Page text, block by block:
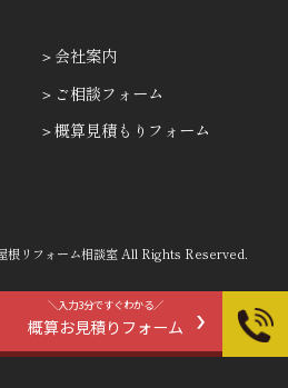
会社案内
ご相談フォーム
概算見積もりフォーム
根リフォーム相談室 All Rights Reserved.
＼入力3分ですぐわかる／
概算お見積りフォーム